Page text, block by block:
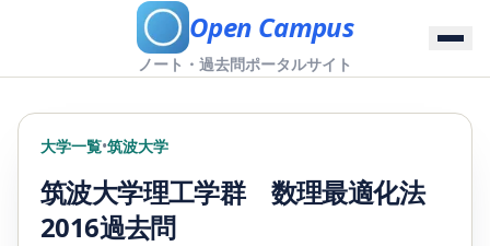
Open Campus
ノート・過去問ポータルサイト
大学一覧•筑波大学
筑波大学理工学群 数理最適化法
2016過去問